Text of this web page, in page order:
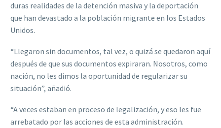
duras realidades de la detención masiva y la deportación
que han devastado a la población migrante en los Estados
Unidos.
“Llegaron sin documentos, tal vez, o quizá se quedaron aquí
después de que sus documentos expiraran. Nosotros, como
nación, no les dimos la oportunidad de regularizar su
situación”, añadió.
“A veces estaban en proceso de legalización, y eso les fue
arrebatado por las acciones de esta administración.